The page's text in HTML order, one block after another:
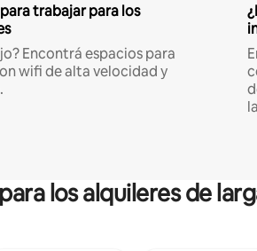
trabajar para los
Encontrá espacios para
wifi de alta velocidad y
los alquileres de